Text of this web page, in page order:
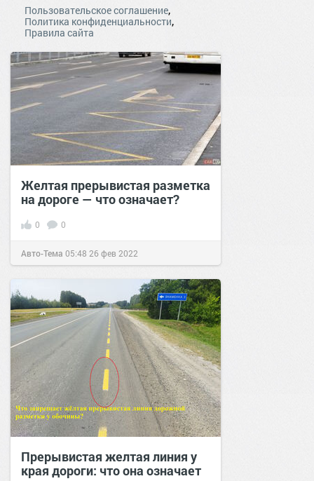
Пользовательское соглашение,
Политика конфиденциальности,
Правила сайта
Желтая прерывистая разметка
на дороге — что означает?
0 0
Авто-Тема 05:48 26 фев 2022
Прерывистая желтая линия у
края дороги: что она означает